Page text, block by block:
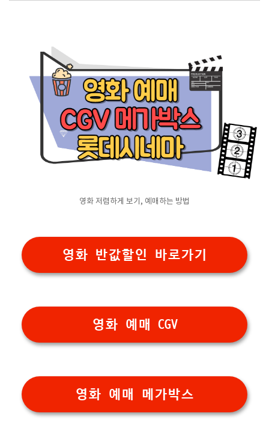
영화 저렴하게 보기, 예매하는 방법
영화 반값할인 바로가기
영화 예매 CGV
영화 예매 메가박스